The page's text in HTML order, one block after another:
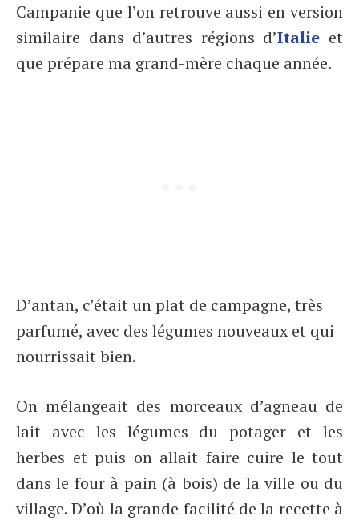
Campanie que l’on retrouve aussi en version
similaire dans d’autres régions d’Italie et
que prépare ma grand-mère chaque année.
D’antan, c’était un plat de campagne, très
parfumé, avec des légumes nouveaux et qui
nourrissait bien.
On mélangeait des morceaux d’agneau de
lait avec les légumes du potager et les
herbes et puis on allait faire cuire le tout
dans le four à pain (à bois) de la ville ou du
village. D’où la grande facilité de la recette à